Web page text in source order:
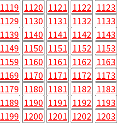
1119 1120 1121 1122 1123
1129 1130 1131 1132 1133
1139 1140 1141 1142 1143
1149 1150 1151 1152 1153
1159 1160 1161 1162 1163
1169 1170 1171 1172 1173
1179 1180 1181 1182 1183
1189 1190 1191 1192 1193
1199 1200 1201 1202 1203